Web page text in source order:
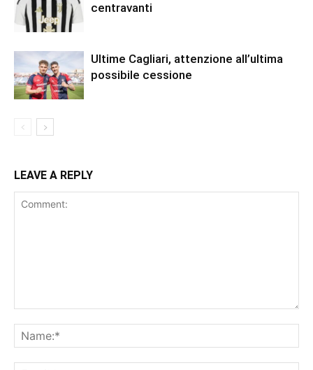
centravanti
Ultime Cagliari, attenzione all’ultima
possibile cessione
LEAVE A REPLY